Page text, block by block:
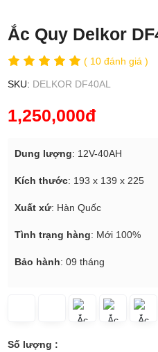
Ắc Quy Delkor
( 10 đánh giá )
SKU: DELKOR DF40AL
1,250,000đ
Dung lượng: 12V-40AH
Kích thước: 193 x 139 x 225
Xuất xứ: Hàn Quốc
Tình trạng hàng: Mới 100%
Bảo hành: 09 tháng
Số lượng :